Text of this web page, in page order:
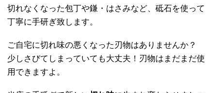
切れなくなった包丁や鎌・はさみなど、砥石を使って
丁寧に手研ぎ致します。
ご自宅に切れ味の悪くなった刃物はありませんか？
少しさびてしまっていても大丈夫！刃物はまだまだ使
用できますよ。